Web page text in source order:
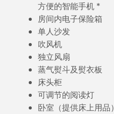
方便的智能手机 *
房间内电子保险箱
单人沙发
吹风机
独立风扇
蒸气熨斗及熨衣板
床头柜
可调节的阅读灯
卧室（提供床上用品）